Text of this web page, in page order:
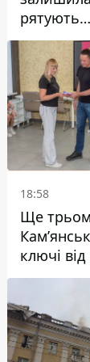
рятують
мати
поранив
18:58
Ще
ключі